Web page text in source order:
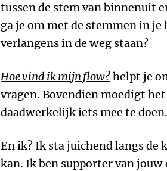
tussen de stem van binnenuit
ga je om met de stemmen in
verlangens in de weg staan?
Hoe vind ik mijn flow?helpt je
vragen. Bovendien moedigt
daadwerkelijk iets mee te doen.
En ik? Ik sta juichend langs
kan. Ik ben supporter van jouw